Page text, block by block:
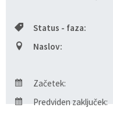
Status - faza:
Naslov:
Začetek:
Predviden zaključek:
Kronologija občine
Vizitka
Predstavniki občine v svetih
Informacije javnega značaja
Varuhov kotiček
Društva